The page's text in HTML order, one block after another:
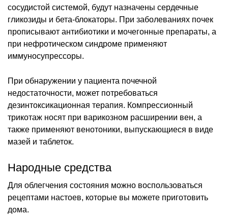
сосудистой системой, будут назначены сердечные
гликозиды и бета-блокаторы. При заболеваниях почек
прописывают антибиотики и мочегонные препараты, а
при нефротическом синдроме применяют
иммуносупрессоры.
При обнаружении у пациента почечной
недостаточности, может потребоваться
дезинтоксикационная терапия. Компрессионный
трикотаж носят при варикозном расширении вен, а
также применяют венотоники, выпускающиеся в виде
мазей и таблеток.
Народные средства
Для облегчения состояния можно воспользоваться
рецептами настоев, которые вы можете приготовить
дома.